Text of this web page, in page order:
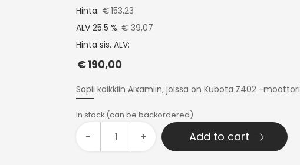
Hinta: €153,23
ALV 25.5 %: € 39,07
Hinta sis. ALV:
€190,00
Sopii kaikkiin Aixamiin, joissa on Kubota Z402 -moottori
In stock (can be backordered)
- + Add to cart